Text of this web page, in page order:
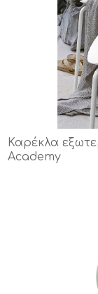
Καρέκλα
Academy